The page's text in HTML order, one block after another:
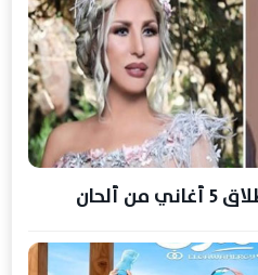
صوفية صادق تستعد لإطلاق 5 أغاني من ألحان